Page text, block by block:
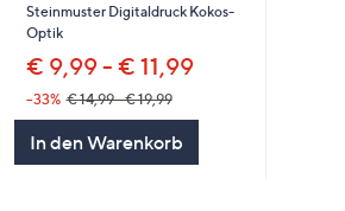
Steinmuster Digitaldruck Kokos-
Optik
€ 9,99 - € 11,99
--33% € 14,99 - € 19,99
In den Warenkorb